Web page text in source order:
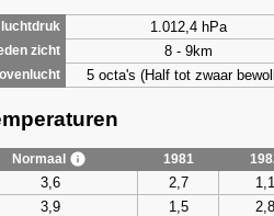
1.012,4 hPa
zicht 8 - 9km
5 octa's (Half tot zwaar
Normaal 1981
3,6 2,7 1,1
3,9 1,5 2,8